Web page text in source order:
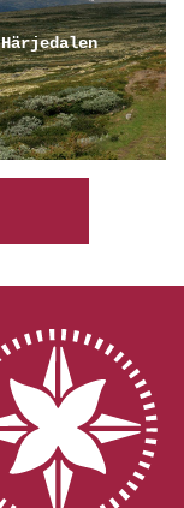
Härjedalen